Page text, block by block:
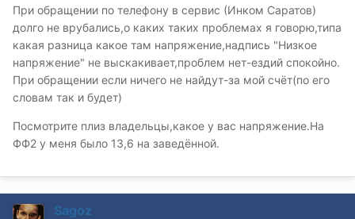
При обращении по телефону в сервис (Инком Саратов)
долго не врубались,о каких таких проблемах я говорю,типа
какая разница какое там напряжение,надпись "Низкое
напряжение" не выскакивает,проблем нет-ездий спокойно.
При обращении если ничего не найдут-за мой счёт(по его
словам так и будет)
Посмотрите плиз владельцы,какое у вас напряжение.На
ФФ2 у меня было 13,6 на заведённой.
Sagoz